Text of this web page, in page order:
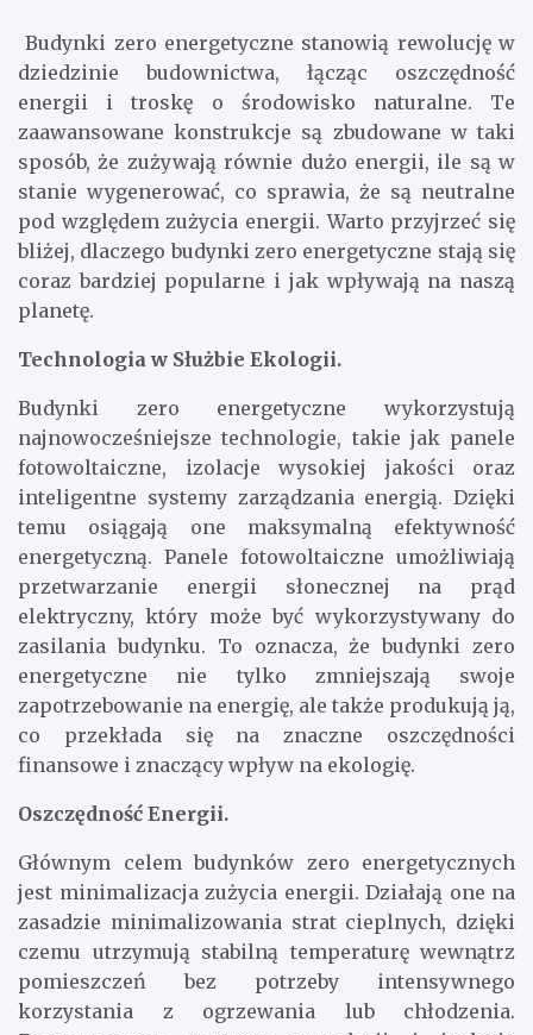
Budynki zero energetyczne stanowią rewolucję w
dziedzinie budownictwa, łącząc oszczędność
energii i troskę o środowisko naturalne. Te
zaawansowane konstrukcje są zbudowane w taki
sposób, że zużywają równie dużo energii, ile są w
stanie wygenerować, co sprawia, że są neutralne
pod względem zużycia energii. Warto przyjrzeć się
bliżej, dlaczego budynki zero energetyczne stają się
coraz bardziej popularne i jak wpływają na naszą
planetę.
Technologia w Służbie Ekologii.
Budynki zero energetyczne wykorzystują
najnowocześniejsze technologie, takie jak panele
fotowoltaiczne, izolacje wysokiej jakości oraz
inteligentne systemy zarządzania energią. Dzięki
temu osiągają one maksymalną efektywność
energetyczną. Panele fotowoltaiczne umożliwiają
przetwarzanie energii słonecznej na prąd
elektryczny, który może być wykorzystywany do
zasilania budynku. To oznacza, że budynki zero
energetyczne nie tylko zmniejszają swoje
zapotrzebowanie na energię, ale także produkują ją,
co przekłada się na znaczne oszczędności
finansowe i znaczący wpływ na ekologię.
Oszczędność Energii.
Głównym celem budynków zero energetycznych
jest minimalizacja zużycia energii. Działają one na
zasadzie minimalizowania strat cieplnych, dzięki
czemu utrzymują stabilną temperaturę wewnątrz
pomieszczeń bez potrzeby intensywnego
korzystania z ogrzewania lub chłodzenia.